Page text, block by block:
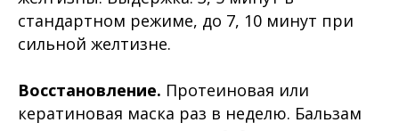
стандартном режиме, до 7, 10 минут при
сильной желтизне.
Восстановление. Протеиновая или
кератиновая маска раз в неделю. Бальзам